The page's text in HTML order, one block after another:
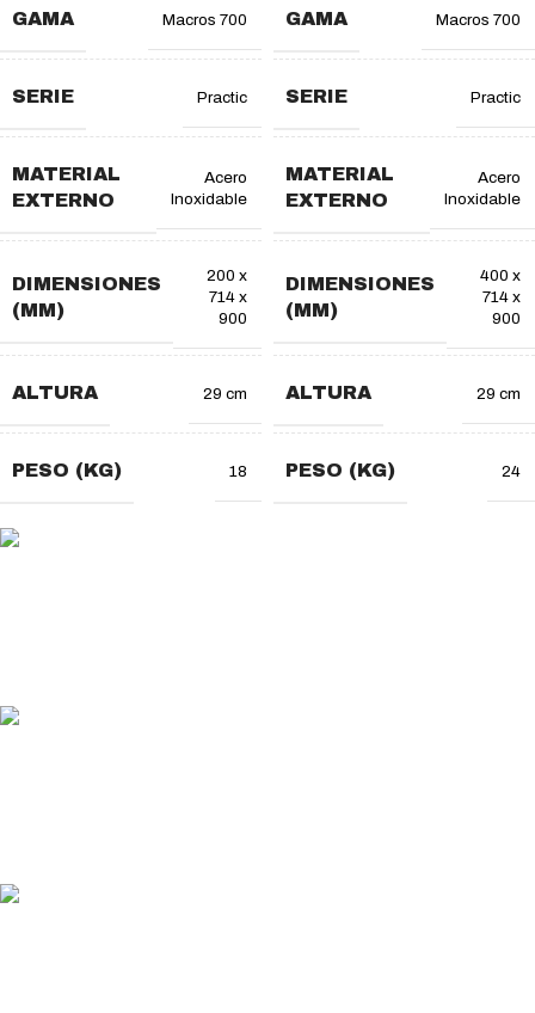
GAMA Macros 700
SERIE Practic
MATERIAL
EXTERNO
Acero
Inoxidable
DIMENSIONES
(MM)
200 x
714 x
900
ALTURA 29 cm
PESO (KG) 18
GAMA Macros 700
SERIE Practic
MATERIAL
EXTERNO
Acero
Inoxidable
DIMENSIONES
(MM)
400 x
714 x
900
ALTURA 29 cm
PESO (KG) 24